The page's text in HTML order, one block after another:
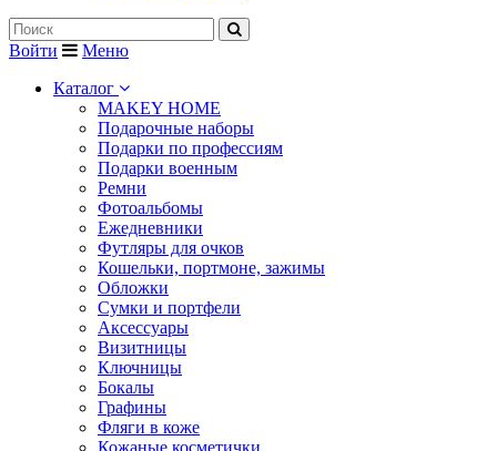
Войти
Меню
Каталог
MAKEY HOME
Подарочные наборы
Подарки по профессиям
Подарки военным
Ремни
Фотоальбомы
Ежедневники
Футляры для очков
Кошельки, портмоне, зажимы
Обложки
Сумки и портфели
Аксессуары
Визитницы
Ключницы
Бокалы
Графины
Фляги в коже
Кожаные косметички